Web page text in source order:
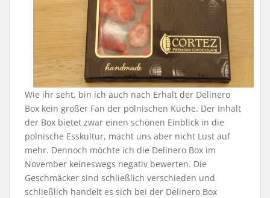
Wie ihr seht, bin ich auch nach Erhalt der Delinero
Box kein großer Fan der polnischen Küche. Der Inhalt
der Box bietet zwar einen schönen Einblick in die
polnische Esskultur, macht uns aber nicht Lust auf
mehr. Dennoch möchte ich die Delinero Box im
November keineswegs negativ bewerten. Die
Geschmäcker sind schließlich verschieden und
schließlich handelt es sich bei der Delinero Box